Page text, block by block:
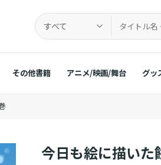
すべて
その他書籍 アニメ/映画/舞台 グッ
今日も絵に描いた